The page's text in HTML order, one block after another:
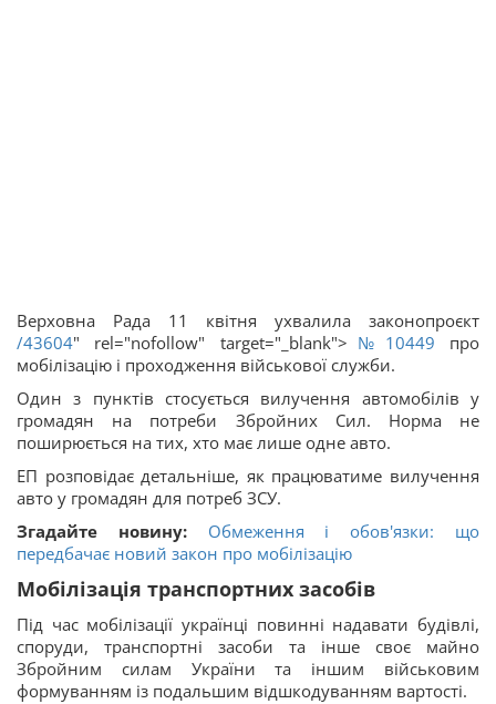
Верховна Рада 11 квітня ухвалила законопроєкт
/43604" rel="nofollow" target="_blank"> №10449 про
мобілізацію і проходження військової служби.
Один з пунктів стосується вилучення автомобілів у
громадян на потреби Збройних Сил. Норма не
поширюється на тих, хто має лише одне авто.
ЕП розповідає детальніше, як працюватиме вилучення
авто у громадян для потреб ЗСУ.
Згадайте новину:
Обмеження і обов'язки: що
передбачає новий закон про мобілізацію
Мобілізація транспортних засобів
Під час мобілізації українці повинні надавати будівлі,
споруди, транспортні засоби та інше своє майно
Збройним силам України та іншим військовим
формуванням із подальшим відшкодуванням вартості.